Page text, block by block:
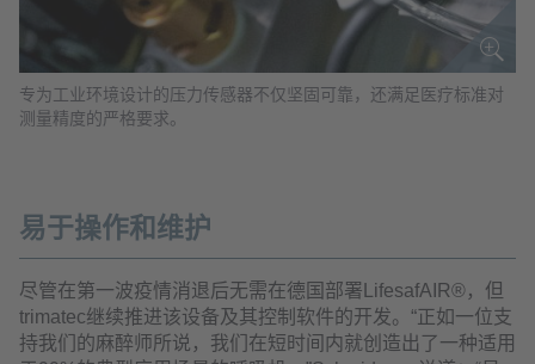
专为工业环境设计的压力传感器不仅坚固可靠，还满足医疗标准对
测量精度的严格要求。
易于操作和维护
尽管在第一波疫情消退后无需在德国部署LifesafAIR®，但
trimatec继续推进该设备及其控制软件的开发。“正如一位支
持我们的麻醉师所说，我们在短时间内就创造出了一种适用